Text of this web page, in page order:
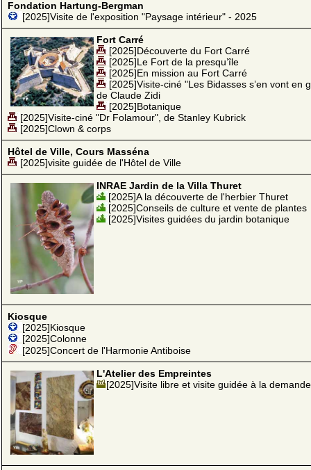
Fondation Hartung-Bergman
[2025]Visite de l'exposition "Paysage intérieur" - 2025
Fort Carré
[2025]Découverte du Fort Carré
[2025]Le Fort de la presqu’île
[2025]En mission au Fort Carré
[2025]Visite-ciné "Les Bidasses s’en vont en
de Claude Zidi
[2025]Botanique
[2025]Visite-ciné "Dr Folamour", de Stanley Kubrick
[2025]Clown & corps
Hôtel de Ville, Cours Masséna
[2025]visite guidée de l'Hôtel de Ville
INRAE Jardin de la Villa Thuret
[2025]A la découverte de l'herbier Thuret
[2025]Conseils de culture et vente de plantes
[2025]Visites guidées du jardin botanique
Kiosque
[2025]Kiosque
[2025]Colonne
[2025]Concert de l'Harmonie Antiboise
L'Atelier des Empreintes
[2025]Visite libre et visite guidée à la demande